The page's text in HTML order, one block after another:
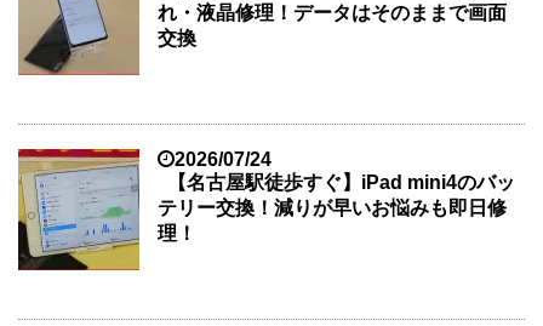
れ・液晶修理！データはそのままで画面
交換
2026/07/24
【名古屋駅徒歩すぐ】iPad mini4のバッ
テリー交換！減りが早いお悩みも即日修
理！